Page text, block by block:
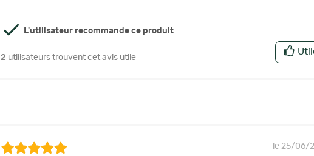
L'utilisateur recommande ce produit
2 utilisateurs trouvent cet avis utile
le 25/06/